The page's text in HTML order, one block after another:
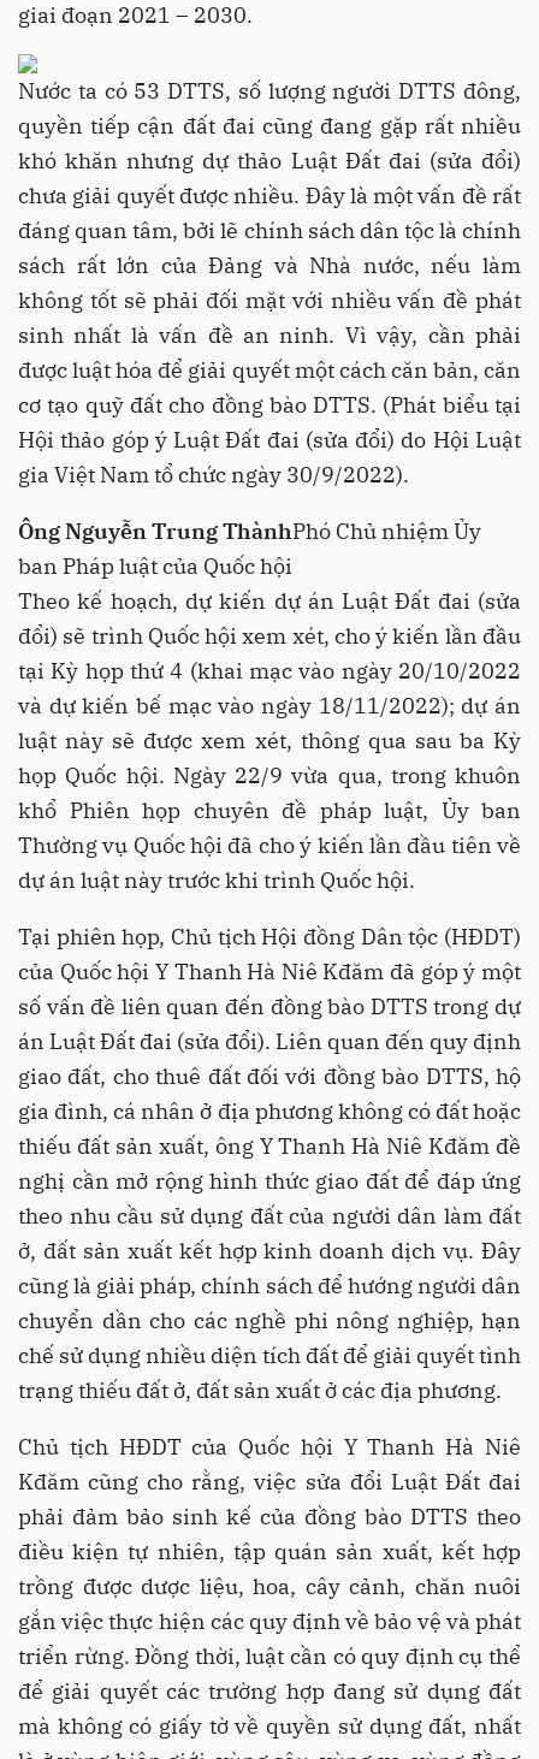
giai đoạn 2021 – 2030.
Nước ta có 53 DTTS, số lượng người DTTS đông,
quyền tiếp cận đất đai cũng đang gặp rất nhiều
khó khăn nhưng dự thảo Luật Đất đai (sửa đổi)
chưa giải quyết được nhiều. Đây là một vấn đề rất
đáng quan tâm, bởi lẽ chính sách dân tộc là chính
sách rất lớn của Đảng và Nhà nước, nếu làm
không tốt sẽ phải đối mặt với nhiều vấn đề phát
sinh nhất là vấn đề an ninh. Vì vậy, cần phải
được luật hóa để giải quyết một cách căn bản, căn
cơ tạo quỹ đất cho đồng bào DTTS. (Phát biểu tại
Hội thảo góp ý Luật Đất đai (sửa đổi) do Hội Luật
gia Việt Nam tổ chức ngày 30/9/2022).
Ông Nguyễn Trung ThànhPhó Chủ nhiệm Ủy
ban Pháp luật của Quốc hội
Theo kế hoạch, dự kiến dự án Luật Đất đai (sửa
đổi) sẽ trình Quốc hội xem xét, cho ý kiến lần đầu
tại Kỳ họp thứ 4 (khai mạc vào ngày 20/10/2022
và dự kiến bế mạc vào ngày 18/11/2022); dự án
luật này sẽ được xem xét, thông qua sau ba Kỳ
họp Quốc hội. Ngày 22/9 vừa qua, trong khuôn
khổ Phiên họp chuyên đề pháp luật, Ủy ban
Thường vụ Quốc hội đã cho ý kiến lần đầu tiên về
dự án luật này trước khi trình Quốc hội.
Tại phiên họp, Chủ tịch Hội đồng Dân tộc (HĐDT)
của Quốc hội Y Thanh Hà Niê Kđăm đã góp ý một
số vấn đề liên quan đến đồng bào DTTS trong dự
án Luật Đất đai (sửa đổi). Liên quan đến quy định
giao đất, cho thuê đất đối với đồng bào DTTS, hộ
gia đình, cá nhân ở địa phương không có đất hoặc
thiếu đất sản xuất, ông Y Thanh Hà Niê Kđăm đề
nghị cần mở rộng hình thức giao đất để đáp ứng
theo nhu cầu sử dụng đất của người dân làm đất
ở, đất sản xuất kết hợp kinh doanh dịch vụ. Đây
cũng là giải pháp, chính sách để hướng người dân
chuyển dần cho các nghề phi nông nghiệp, hạn
chế sử dụng nhiều diện tích đất để giải quyết tình
trạng thiếu đất ở, đất sản xuất ở các địa phương.
Chủ tịch HĐDT của Quốc hội Y Thanh Hà Niê
Kđăm cũng cho rằng, việc sửa đổi Luật Đất đai
phải đảm bảo sinh kế của đồng bào DTTS theo
điều kiện tự nhiên, tập quán sản xuất, kết hợp
trồng được dược liệu, hoa, cây cảnh, chăn nuôi
gắn việc thực hiện các quy định về bảo vệ và phát
triển rừng. Đồng thời, luật cần có quy định cụ thể
để giải quyết các trường hợp đang sử dụng đất
mà không có giấy tờ về quyền sử dụng đất, nhất